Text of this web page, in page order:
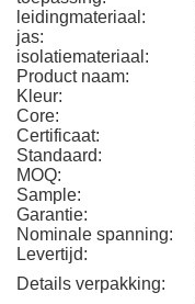
leidingmateriaal:
jas:
isolatiemateriaal:
Product naam:
Kleur:
Core:
Certificaat:
Standaard:
MOQ:
Sample:
Garantie:
Nominale spanning:
Levertijd:
Details verpakking: